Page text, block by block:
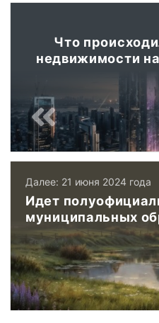
Что
недвижимости
Далее: 21 июня 2024 года
Идет
муниципальных